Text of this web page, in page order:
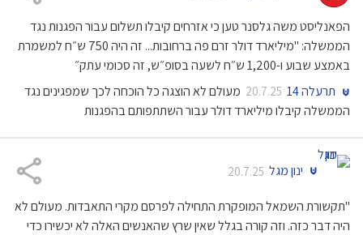
הפאנליסט משה גלסנר טען כי אזרחים קיבלו תשלום עבור הפגנות נגד
הממשלה: "מיליארד דולר זרם פה ברחובות... זה היה 750 ש״ח למשמרת
באמצע שבוע ו-1,200 ש״ח לשעה בסופ״ש, זה סכומי עתק״
תרעלה 14
20.7.25 מעולם לא הוצגה כל הוכחה לכך שמפגינים נגד
הממשלה קיבלו מיליארד דולר עבור השתתפותם בהפגנות
ינון מגל 20.7.25
"תקשורת השמאל המופקרת התחילה לפרסם מקרי התאבדות. מעולם לא
היה דבר כזה. וזה קורה בגלל שאין שרץ שהאנשים האלה לא יכשירו כדי